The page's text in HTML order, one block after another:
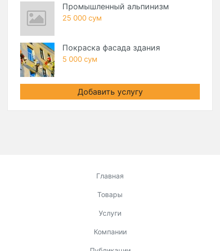
Промышленный альпинизм
25 000 сум
Покраска фасада здания
5 000 сум
Добавить услугу
Главная
Товары
Услуги
Компании